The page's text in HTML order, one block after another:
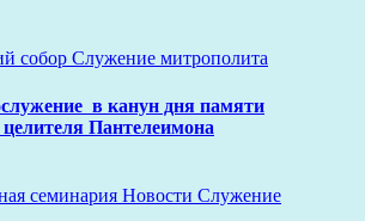
собор Служение митрополита
в канун дня памяти
Пантелеимона
семинария Новости Служение